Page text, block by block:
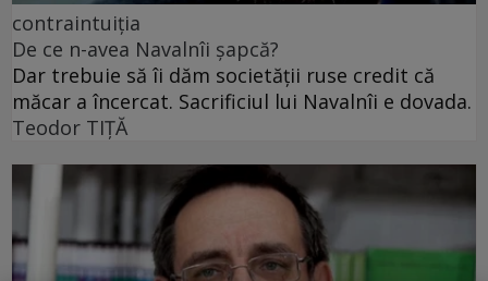
contraintuiția
De ce n-avea Navalnîi șapcă?
Dar trebuie să îi dăm societății ruse credit că
măcar a încercat. Sacrificiul lui Navalnîi e dovada.
Teodor TIŢĂ